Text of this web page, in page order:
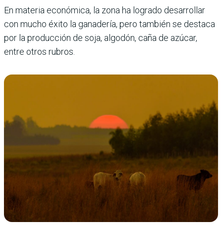
En materia económica, la zona ha logrado desarrollar
con mucho éxito la ganadería, pero también se destaca
por la producción de soja, algodón, caña de azúcar,
entre otros rubros.